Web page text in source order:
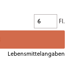
Fl.
Lebensmittelangaben